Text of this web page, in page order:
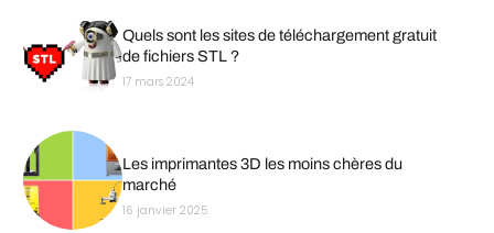
Quels sont les sites de téléchargement gratuit
de fichiers STL ?
17 mars 2024
Les imprimantes 3D les moins chères du
marché
16 janvier 2025